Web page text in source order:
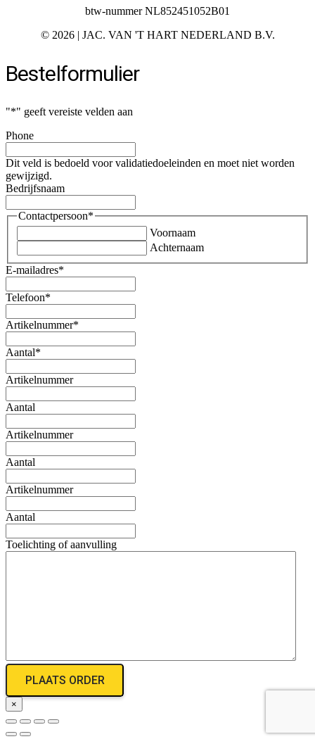
btw-nummer NL852451052B01
© 2026 | JAC. VAN 'T HART NEDERLAND B.V.
Bestelformulier
"*" geeft vereiste velden aan
Phone
Dit veld is bedoeld voor validatiedoeleinden en moet niet worden
gewijzigd.
Bedrijfsnaam
Contactpersoon*
Voornaam
Achternaam
E-mailadres*
Telefoon*
Artikelnummer*
Aantal*
Artikelnummer
Aantal
Artikelnummer
Aantal
Artikelnummer
Aantal
Toelichting of aanvulling
×